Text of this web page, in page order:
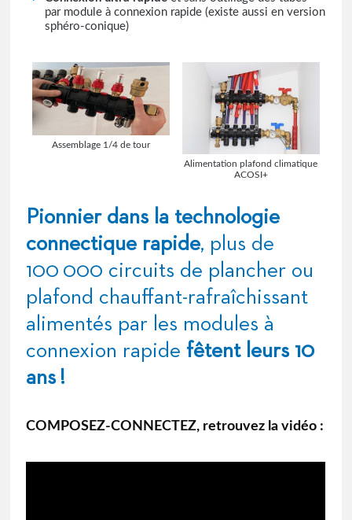
par module à connexion rapide (existe aussi en version
sphéro-conique)
Assemblage 1/4 de tour
Alimentation plafond climatique
ACOSI+
Pionnier dans la technologie
connectique rapide, plus de
100 000 circuits de plancher ou
plafond chauffant-rafraîchissant
alimentés par les modules à
connexion rapide fêtent leurs 10
ans !
COMPOSEZ-CONNECTEZ, retrouvez la vidéo :